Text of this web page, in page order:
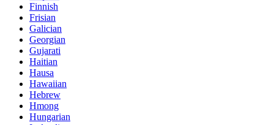
Finnish
Frisian
Galician
Georgian
Gujarati
Haitian
Hausa
Hawaiian
Hebrew
Hmong
Hungarian